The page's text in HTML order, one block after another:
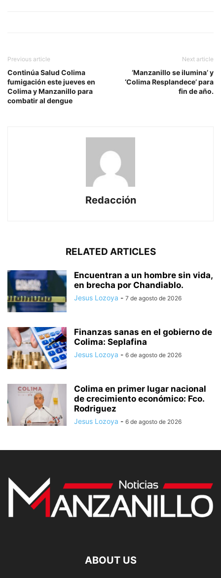
Previous article
Continúa Salud Colima
fumigación este jueves en
Colima y Manzanillo para
combatir al dengue
Next article
‘Manzanillo se ilumina’ y
‘Colima Resplandece’ para
fin de año.
Redacción
RELATED ARTICLES
Encuentran a un hombre sin vida,
en brecha por Chandiablo.
Jesus Lozoya - 7 de agosto de 2026
Finanzas sanas en el gobierno de
Colima: Seplafina
Jesus Lozoya - 6 de agosto de 2026
Colima en primer lugar nacional
de crecimiento económico: Fco.
Rodriguez
Jesus Lozoya - 6 de agosto de 2026
ABOUT US